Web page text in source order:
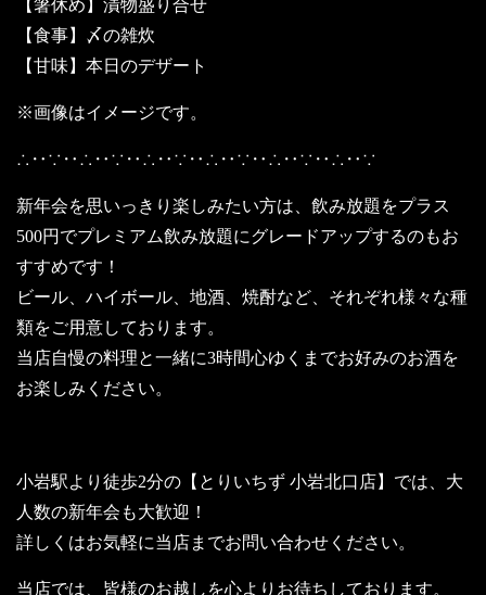
【箸休め】漬物盛り合せ
【食事】〆の雑炊
【甘味】本日のデザート
※画像はイメージです。
∴‥∵‥∴‥∵‥∴‥∵‥∴‥∵‥∴‥∵‥∴‥∵
新年会を思いっきり楽しみたい方は、飲み放題をプラス
500円でプレミアム飲み放題にグレードアップするのもお
すすめです！
ビール、ハイボール、地酒、焼酎など、それぞれ様々な種
類をご用意しております。
当店自慢の料理と一緒に3時間心ゆくまでお好みのお酒を
お楽しみください。
小岩駅より徒歩2分の【とりいちず 小岩北口店】では、大
人数の新年会も大歓迎！
詳しくはお気軽に当店までお問い合わせください。
当店では、皆様のお越しを心よりお待ちしております。